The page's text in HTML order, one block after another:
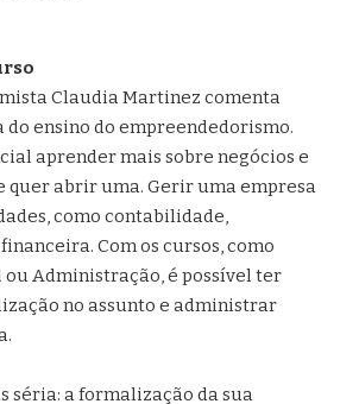
Claudia Martinez comenta
ensino do empreendedorismo.
aprender mais sobre negócios e
quer abrir uma. Gerir uma empresa
como contabilidade,
Com os cursos, como
Administração, é possível ter
no assunto e administrar
séria: a formalização da sua